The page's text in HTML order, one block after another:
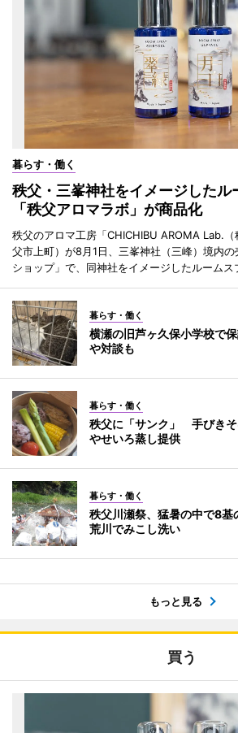
暮らす・働く
秩父・三峯神社をイメージした
「秩父アロマラボ」が商品化
秩父のアロマ工房「CHICHIBU AROMA Lab.
父市上町）が8月1日、三峯神社（三峰）境内
ショップ」で、同神社をイメージしたルームス
暮らす・働く
横瀬の旧芦ヶ久保小学校で
や対談も
暮らす・働く
秩父に「サンク」 手びきそ
やせいろ蒸し提供
暮らす・働く
秩父川瀬祭、猛暑の中で8
荒川でみこし洗い
もっと見る
買う